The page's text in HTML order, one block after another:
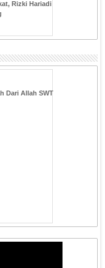
Rizki Hariadi
Dari Allah SWT